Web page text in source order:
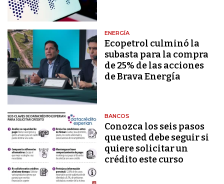
ENERGÍA
Ecopetrol culminó la
subasta para la compra
de 25% de las acciones
de Brava Energía
BANCOS
Conozca los seis pasos
que usted debe seguir si
quiere solicitar un
crédito este curso